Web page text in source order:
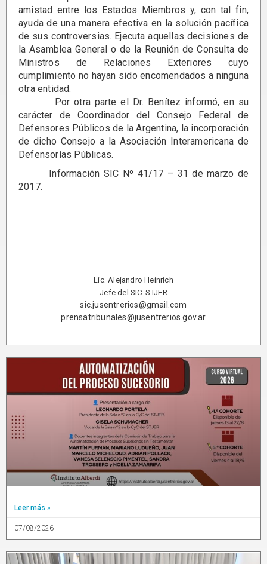
amistad entre los Estados Miembros y, con tal fin,
ayuda de una manera efectiva en la solución pacífica
de sus controversias. Ejecuta aquellas decisiones de
la Asamblea General o de la Reunión de Consulta de
Ministros de Relaciones Exteriores cuyo
cumplimiento no hayan sido encomendados a ninguna
otra entidad.
Por otra parte el Dr. Benítez informó, en su
carácter de Coordinador del Consejo Federal de
Defensores Públicos de la Argentina, la incorporación
de dicho Consejo a la Asociación Interamericana de
Defensorías Públicas.
Información SIC Nº 41/17 – 31 de marzo de
2017.
Lic. Alejandro Heinrich
Jefe del SIC-STJER
sic.jusentrerios@gmail.com
prensatribunales@jusentrerios.gov.ar
Leer más »
07/08/2026